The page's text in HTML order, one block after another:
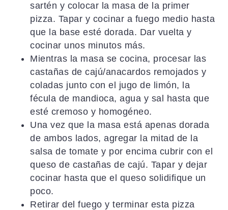
sartén y colocar la masa de la primer
pizza. Tapar y cocinar a fuego medio hasta
que la base esté dorada. Dar vuelta y
cocinar unos minutos más.
Mientras la masa se cocina, procesar las
castañas de cajú/anacardos remojados y
coladas junto con el jugo de limón, la
fécula de mandioca, agua y sal hasta que
esté cremoso y homogéneo.
Una vez que la masa está apenas dorada
de ambos lados, agregar la mitad de la
salsa de tomate y por encima cubrir con el
queso de castañas de cajú. Tapar y dejar
cocinar hasta que el queso solidifique un
poco.
Retirar del fuego y terminar esta pizza